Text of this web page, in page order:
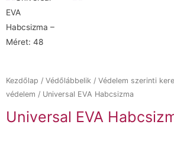
Kezdőlap / Védőlábbelik / Védelem szerinti
védelem / Universal EVA Habcsizma
Universal EVA